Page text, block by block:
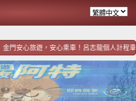
金門安心旅遊，安心乘車！呂志龍個人計程